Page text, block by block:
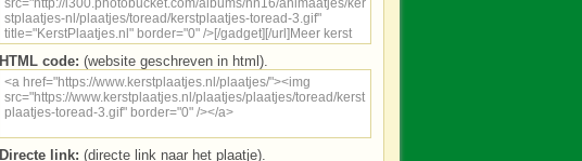
HTML code: (website geschreven in html).
Directe link: (directe link naar het plaatje).